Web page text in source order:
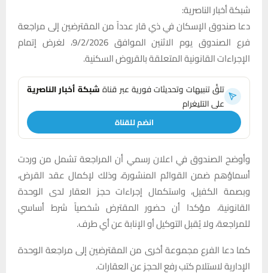
شبكة أخبار الناصرية:
دعا صندوق الإسكان في ذي قار عدداً من المقترضين إلى مراجعة
فرع الصندوق يوم الاثنين الموافق 9/2/2026، لغرض إتمام
الإجراءات القانونية المتعلقة بالقروض السكنية.
تلقَّ تنبيهات وتحديثات فورية عبر قناةشبكة أخبار الناصرية
على التليغرام
انضم للقناة
وأوضح الصندوق في اعلان رسمي أن المراجعة تشمل من وردت
أسماؤهم ضمن القوائم المنشورة، وذلك لإكمال عقد القرض،
وبصمة الكفيل، واستكمال إجراءات حجز العقار لدى الوحدة
القانونية، مؤكدا أن حضور المقترض شخصياً شرط أساسي
للمراجعة، ولا يُقبل التوكيل أو الإنابة عن أي طرف.
كما دعا الفرع مجموعة أخرى من المقترضين إلى مراجعة الوحدة
الإدارية لاستلام كتب رفع الحجز عن العقارات.